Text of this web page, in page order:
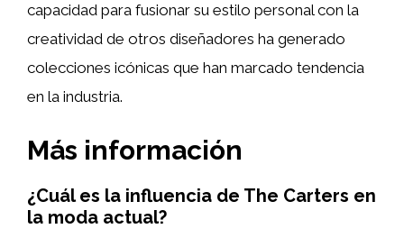
capacidad para fusionar su estilo personal con la
creatividad de otros diseñadores ha generado
colecciones icónicas que han marcado tendencia
en la industria.
Más información
¿Cuál es la influencia de The Carters en
la moda actual?